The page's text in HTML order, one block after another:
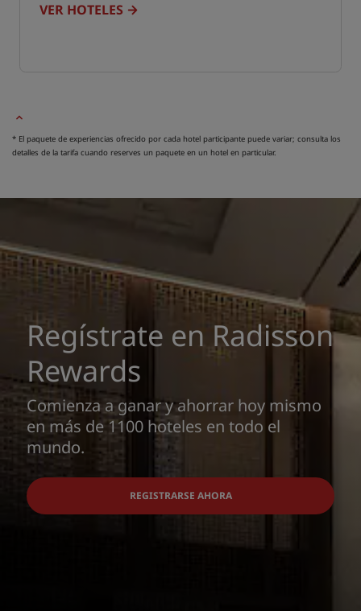
VER HOTELES
* El paquete de experiencias ofrecido por cada hotel participante puede variar; consulta los
detalles de la tarifa cuando reserves un paquete en un hotel en particular.
Regístrate en Radisson
Rewards
Comienza a ganar y ahorrar hoy mismo
en más de 1100 hoteles en todo el
mundo.
REGISTRARSE AHORA